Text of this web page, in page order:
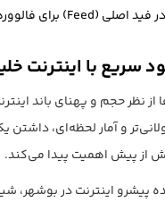
سریع با اینترنت
از نظر حجم و پهنای باند
طولانی‌تر و آمار لحظه‌ای،
پیشرو اینترنت در بوشهر،